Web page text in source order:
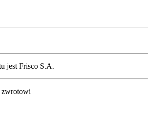
jest Frisco S.A.
zwrotowi